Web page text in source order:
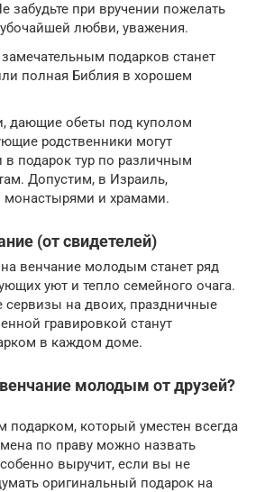
забудьте при вручении пожелать
любви, уважения.
подарков станет
полная Библия в хорошем
дающие обеты под куполом
родственники могут
в подарок тур по различным
Допустим, в Израиль,
и храмами.
(от свидетелей)
венчание молодым станет ряд
уют и тепло семейного очага.
на двоих, праздничные
гравировкой станут
в каждом доме.
молодым от друзей?
подарком, который уместен всегда
по праву можно назвать
выручит, если вы не
оригинальный подарок на